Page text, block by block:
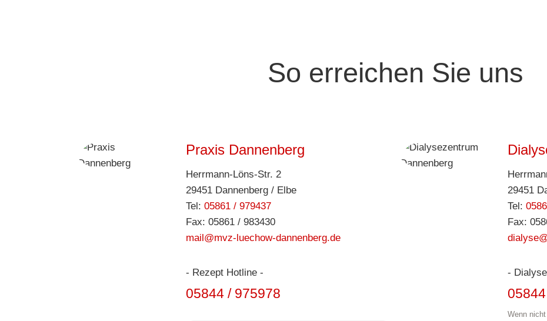
So erreichen Sie uns
Praxis Dannenberg
Herrmann-Löns-Str. 2
29451 Dannenberg / Elbe
Tel: 05861 / 979437
Fax: 05861 / 983430
mail@mvz-luechow-dannenberg.de
- Rezept Hotline -
05844 / 975978
29451
Tel:
Fax:
-
Wenn